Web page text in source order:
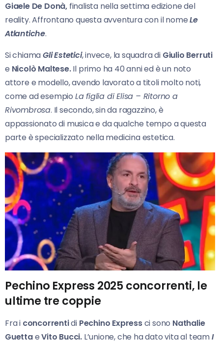
Giaele De Donà, finalista nella settima edizione del
reality. Affrontano questa avventura con il nomeLe
Atlantiche.
Si chiamaGli Estetici, invece, la squadra di Giulio Berruti
e Nicolò Maltese.Il primo ha 40 anni ed è un noto
attore e modello, avendo lavorato a titoli molto noti,
come ad esempio La figlia di Elisa – Ritorno a
Rivombrosa. Il secondo, sin da ragazzino, è
appassionato di musica e da qualche tempo a questa
parte è specializzato nella medicina estetica.
Pechino Express 2025 concorrenti, le
ultime tre coppie
Fra i concorrentidi Pechino Expressci sono Nathalie
GuettaeVito Bucci. L’unione, che ha dato vita al teamI